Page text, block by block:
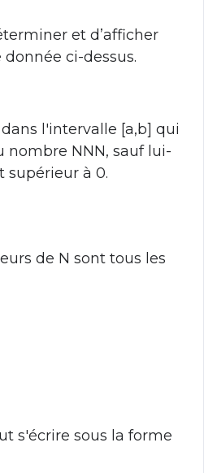
et d’afficher
ci-dessus.
l'intervalle [a,b] qui
nombre NNN, sauf lui-
supérieur à 0.
de N sont tous les
s'écrire sous la forme